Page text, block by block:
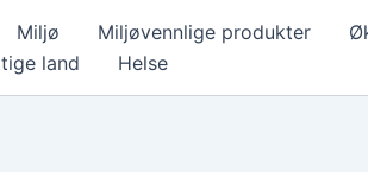
Miljø Miljøvennlige produkter
land Helse